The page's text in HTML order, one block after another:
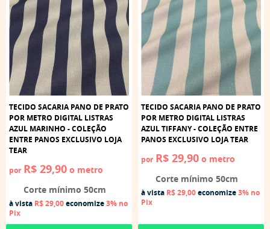
TECIDO SACARIA PANO DE PRATO
POR METRO DIGITAL LISTRAS
AZUL MARINHO - COLEÇÃO
ENTRE PANOS EXCLUSIVO LOJA
TEAR
por R$ 29,90 o metro
Corte mínimo 50cm
à vista R$ 29,00economize3% no
Pix
TECIDO SACARIA PANO DE PRATO
POR METRO DIGITAL LISTRAS
AZUL TIFFANY - COLEÇÃO ENTRE
PANOS EXCLUSIVO LOJA TEAR
por R$ 29,90 o metro
Corte mínimo 50cm
à vista R$ 29,00economize3% no
Pix